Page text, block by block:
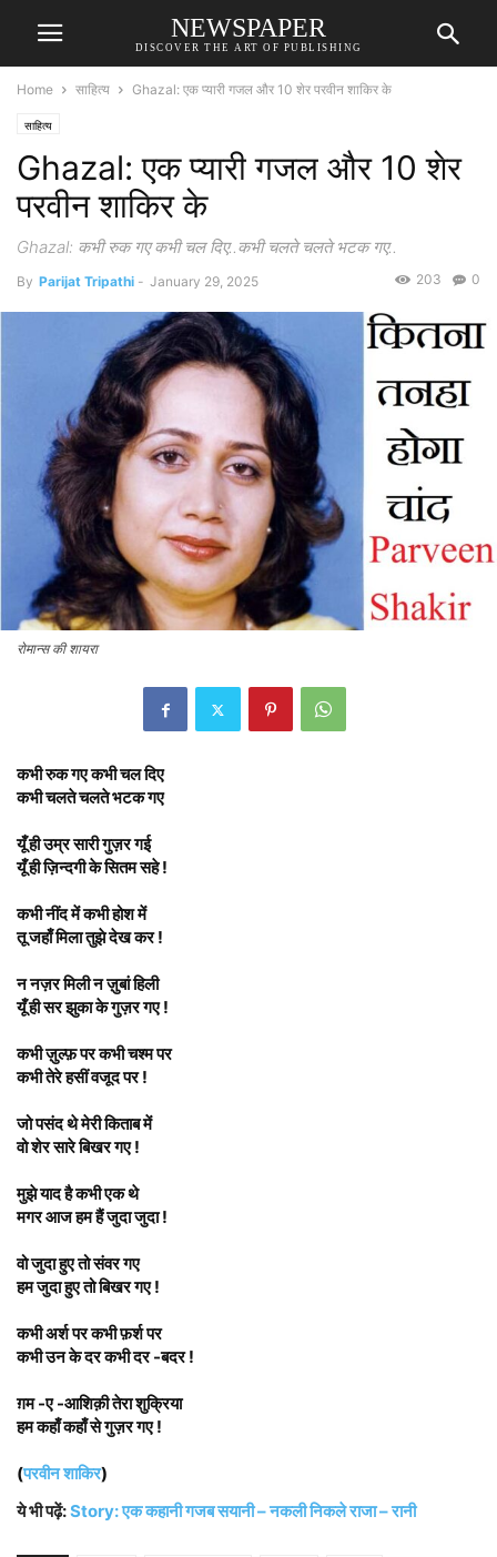
NEWSPAPER
DISCOVER THE ART OF PUBLISHING
Home साहित्य Ghazal: एक प्यारी गजल और 10 शेर परवीन शाकिर के
साहित्य
Ghazal: एक प्यारी गजल और 10 शेर
परवीन शाकिर के
Ghazal: कभी रुक गए कभी चल दिए..कभी चलते चलते भटक गए..
By Parijat Tripathi - January 29, 2025 0
203
रोमान्स की शायरा
कभी रुक गए कभी चल दिए
कभी चलते चलते भटक गए
यूँ ही उम्र सारी गुज़र गई
यूँ ही ज़िन्दगी के सितम सहे !
कभी नींद में कभी होश में
तू जहाँ मिला तुझे देख कर !
न नज़र मिली न ज़ुबां हिली
यूँ ही सर झुका के गुज़र गए !
कभी ज़ुल्फ़ पर कभी चश्म पर
कभी तेरे हसीं वजूद पर !
जो पसंद थे मेरी किताब में
वो शेर सारे बिखर गए !
मुझे याद है कभी एक थे
मगर आज हम हैं जुदा जुदा !
वो जुदा हुए तो संवर गए
हम जुदा हुए तो बिखर गए !
कभी अर्श पर कभी फ़र्श पर
कभी उन के दर कभी दर -बदर !
ग़म -ए -आशिक़ी तेरा शुक्रिया
हम कहाँ कहाँ से गुज़र गए !
(परवीन शाकिर)
ये भी पढ़ें:Story: एक कहानी गजब सयानी – नकली निकले राजा – रानी